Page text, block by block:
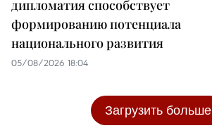
дипломатия способствует
формированию потенциала
национального развития
05/08/2026 18:04
Загрузить больше